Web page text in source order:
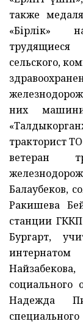
также
«Бірлік»
сельского,
них
тракторист
ветеран
Балаубеков,
Ракишева
станции
Бургарт,
интернатом
социального
Надежда